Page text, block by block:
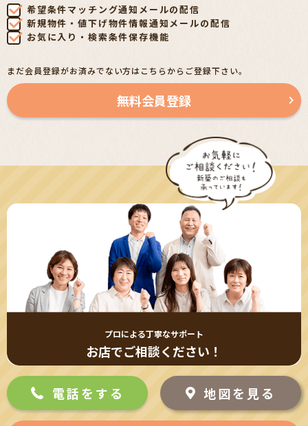
希望条件マッチング通知メールの配信
新規物件・値下げ物件情報通知メールの配信
お気に入り・検索条件保存機能
まだ会員登録がお済みでない方はこちらからご登録下さい。
無料会員登録
プロによる丁寧なサポート
お店でご相談ください！
地図を見る
電話をする